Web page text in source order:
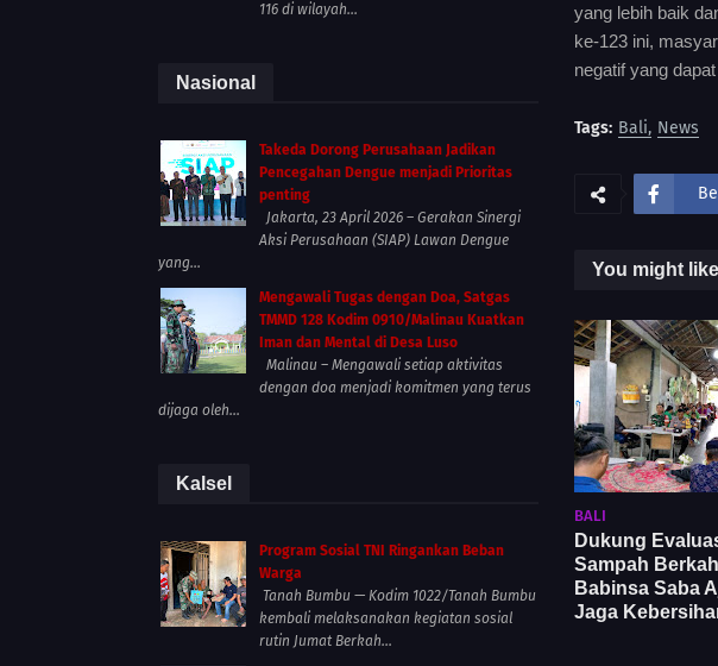
yang lebih baik
ke-123 ini,
negatif yang
Tags: Bali News
You might like
BALI
Dukung
Sampah
Babinsa Saba
Jaga
116 di wilayah...
Nasional
Takeda Dorong Perusahaan Jadikan
Pencegahan Dengue menjadi Prioritas
penting
Jakarta, 23 April 2026 – Gerakan Sinergi
Aksi Perusahaan (SIAP) Lawan Dengue
yang...
Mengawali Tugas dengan Doa, Satgas
TMMD 128 Kodim 0910/Malinau Kuatkan
Iman dan Mental di Desa Luso
Malinau – Mengawali setiap aktivitas
dengan doa menjadi komitmen yang terus
dijaga oleh...
Kalsel
Program Sosial TNI Ringankan Beban
Warga
Tanah Bumbu — Kodim 1022/Tanah Bumbu
kembali melaksanakan kegiatan sosial
rutin Jumat Berkah...